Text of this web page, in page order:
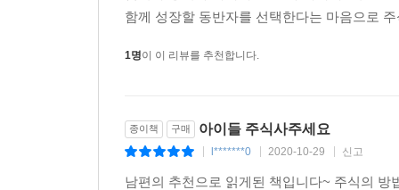
함께 성장할 동반자를 선택한다는 마음으로
1명이 이 리뷰를 추천합니다.
종이책 구매 아이들 주식사주세요
l*******0 2020-10-29 신고
남편의 추천으로 읽게된 책입니다~ 주식의